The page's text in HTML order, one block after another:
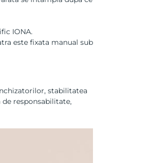
IONA.
este fixata manual sub
stabilitatea
responsabilitate,